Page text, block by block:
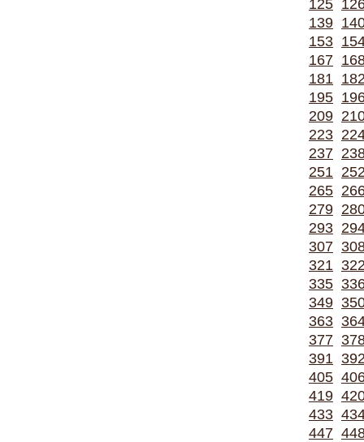
125
139
153
167
181
195
209
223
237
251
265
279
293
307
321
335
349
363
377
391
405
419
433
447